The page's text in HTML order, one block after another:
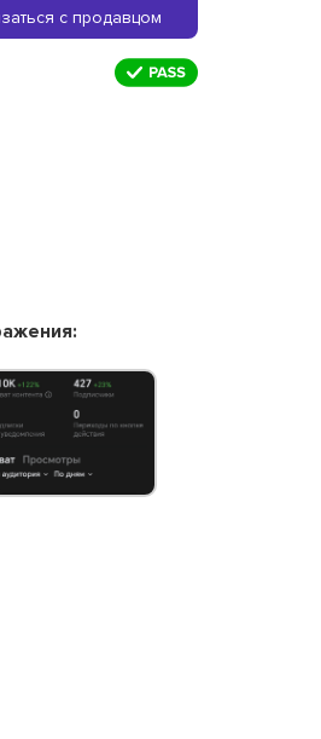
с продавцом